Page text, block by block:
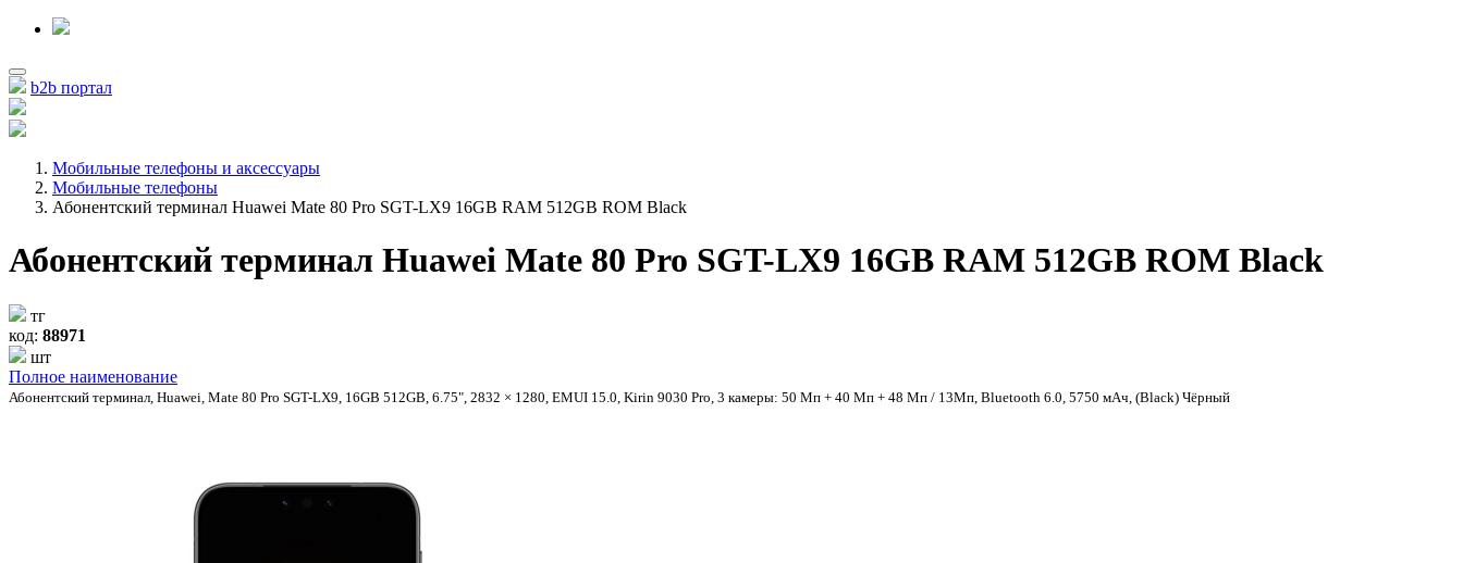
b2b портал
Мобильные телефоны и аксессуары
Мобильные телефоны
Абонентский терминал Huawei Mate 80 Pro SGT-LX9 16GB RAM 512GB ROM Black
Абонентский терминал Huawei Mate 80 Pro SGT-LX9 16GB RAM 512GB ROM Black
тг
код: 88971
шт
Полное наименование
Абонентский терминал, Huawei, Mate 80 Pro SGT-LX9, 16GB 512GB, 6.75", 2832 × 1280, EMUI 15.0, Kirin 9030 Pro, 3 камеры: 50 Мп + 40 Мп + 48 Мп / 13Мп, Bluetooth 6.0, 5750 мАч, (Black) Чёрный